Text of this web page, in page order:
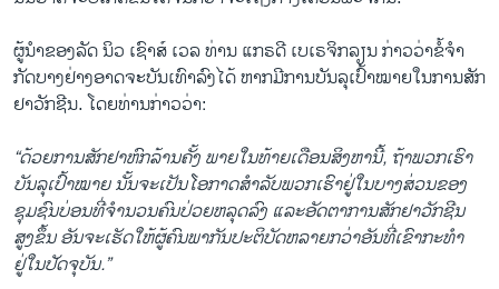
ຜູ້ນຳຂອງລັດ ນິວ ເຊົາສ໌ ເວລ ທ່ານ ແກຣດີ ເບເຣຈິກລຽນ ກ່າວວ່າຂໍ້ຈໍາ
ກັດບາງຢ່າງອາດຈະບັນເທົາລົງໄດ້ ຫາກມີການບັນລຸເປົ້າໝາຍໃນການສັກ
ຢາວັກຊີນ. ໂດຍທ່ານກ່າວວ່າ:
“ດ້ວຍການສັກຢາຫົກລ້ານຄັ້ງ ພາຍໃນທ້າຍເດືອນສິງຫານີ້, ຖ້າພວກເຮົາ
ບັນລຸເປົ້າໝາຍ ນັ້ນຈະເປັນໂອກາດສໍາລັບພວກເຮົາຢູ່ໃນບາງສ່ວນຂອງ
ຊຸມຊົນບ່ອນທີ່ຈໍານວນຄົນປ່ວຍຫລຸດລົງ ແລະອັດຕາການສັກຢາວັກຊີນ
ສູງຂຶ້ນ ອັນຈະເຮັດໃຫ້ຜູ້ຄົນພາກັນປະຕິບັດຫລາຍກວ່າອັນທີ່ເຂົາກະທໍາ
ຢູ່ໃນປັດຈຸບັນ.”